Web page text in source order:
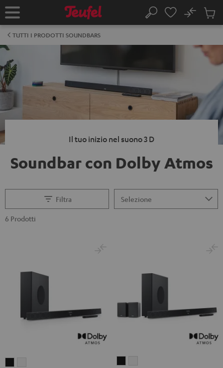
AL
Pagina
Cerca
No
TUTTI I PRODOTTI SOUNDBARS
Il tuo inizio nel suono 3 D
Soundbar con Dolby Atmos
Filtra
6 Prodotti